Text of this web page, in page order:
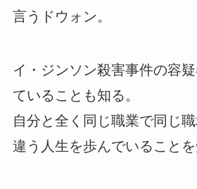
言うドウォン。
イ・ジンソン殺害事件の容
ていることも知る。
自分と全く同じ職業で同じ
違う人生を歩んでいることを